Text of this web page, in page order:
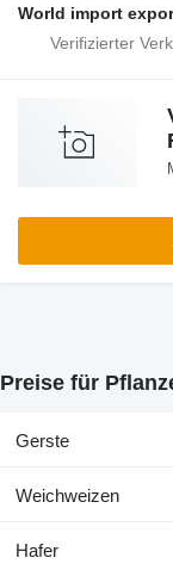
World import
Preise für
Gerste
Weichweizen
Hafer